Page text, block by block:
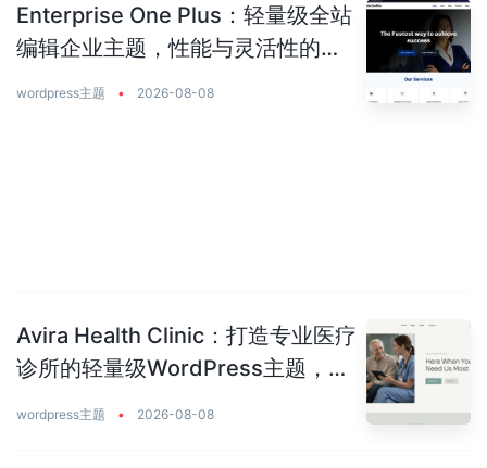
Enterprise One Plus：轻量级全站
编辑企业主题，性能与灵活性的完
wordpress主题 • 2026-08-08
Avira Health Clinic：打造专业医疗
诊所的轻量级WordPress主题，让
wordpress主题 • 2026-08-08